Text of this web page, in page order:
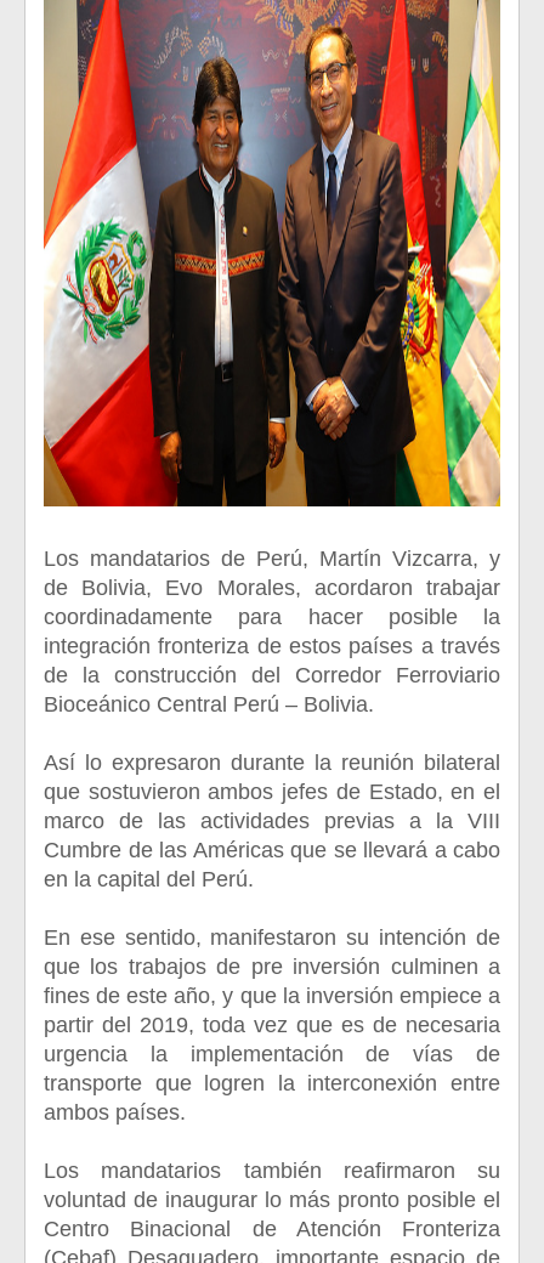
Los mandatarios de Perú, Martín Vizcarra, y
de Bolivia, Evo Morales, acordaron trabajar
coordinadamente para hacer posible la
integración fronteriza de estos países a través
de la construcción del Corredor Ferroviario
Bioceánico Central Perú – Bolivia.
Así lo expresaron durante la reunión bilateral
que sostuvieron ambos jefes de Estado, en el
marco de las actividades previas a la VIII
Cumbre de las Américas que se llevará a cabo
en la capital del Perú.
En ese sentido, manifestaron su intención de
que los trabajos de pre inversión culminen a
fines de este año, y que la inversión empiece a
partir del 2019, toda vez que es de necesaria
urgencia la implementación de vías de
transporte que logren la interconexión entre
ambos países.
Los mandatarios también reafirmaron su
voluntad de inaugurar lo más pronto posible el
Centro Binacional de Atención Fronteriza
(Cebaf) Desaguadero, importante espacio de